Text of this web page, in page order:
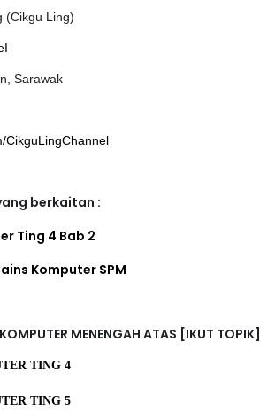
(Cikgu Ling)
Sarawak
CikguLingChannel
berkaitan :
Ting 4 Bab 2
Komputer SPM
MENENGAH ATAS [IKUT TOPIK]
TING 4
TING 5